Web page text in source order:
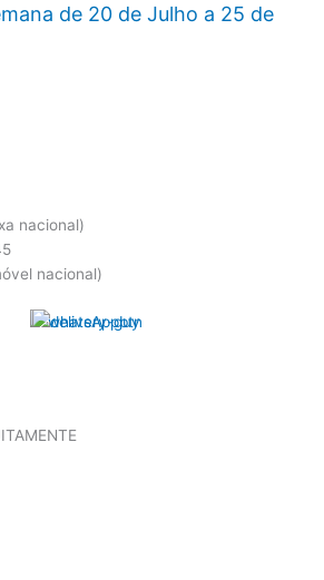
de 20 de Julho a 25 de
nacional)
nacional)